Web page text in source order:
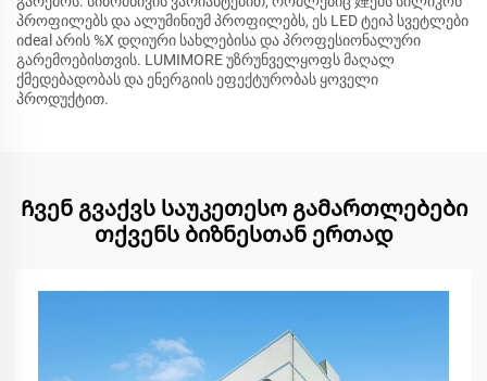
პროფილებს და ალუმინიუმ პროფილებს, ეს LED ტეიპ სვეტლები
იdeal არის %X დღიური სახლებისა და პროფესიონალური
გარემოებისთვის. LUMIMORE უზრუნველყოფს მაღალ
ქმედებადობას და ენერგიის ეფექტურობას ყოველი
პროდუქტით.
Ჩვენ გვაქვს საუკეთესო გამართლებები
თქვენს ბიზნესთან ერთად